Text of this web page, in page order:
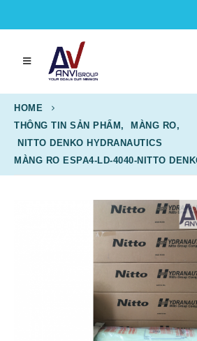
HOME
THÔNG TIN SẢN PHẨM , MÀNG RO,
NITTO DENKO HYDRANAUTICS
MÀNG RO ESPA4-LD-4040-NITTO